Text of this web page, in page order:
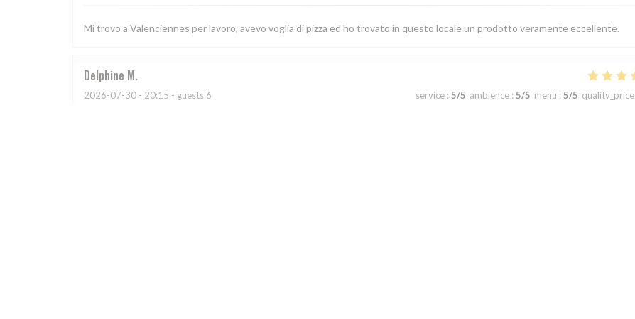
Mi trovo a Valenciennes per lavoro, avevo voglia di pizza ed ho trovato in questo locale un prodotto veramente eccellente.
Delphine M
2026-07-30 - 20:15 - guests 6 service : 5/5 ambience : 5/5 menu : 5/5 quality_price